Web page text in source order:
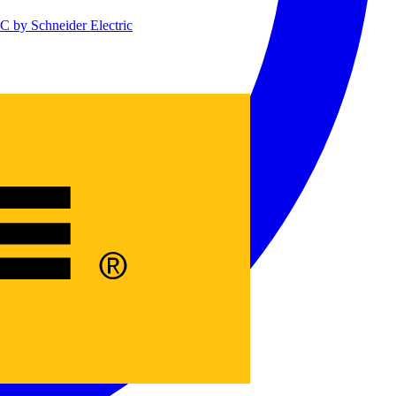
by Schneider Electric